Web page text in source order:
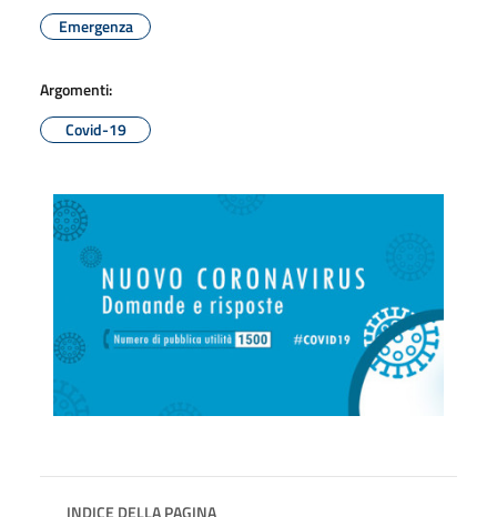
Emergenza
Argomenti:
Covid-19
INDICE DELLA PAGINA